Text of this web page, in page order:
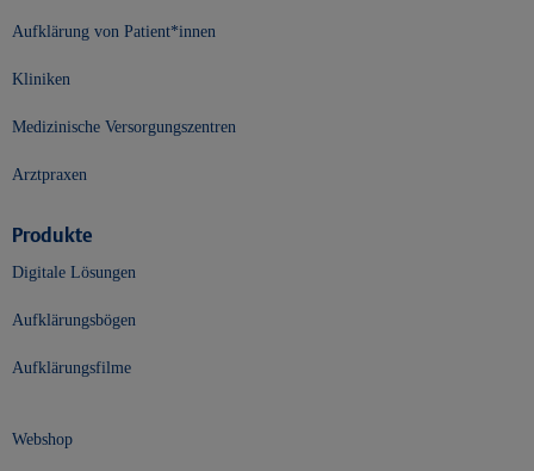
Aufklärung von Patient*innen
Kliniken
Medizinische Versorgungszentren
Arztpraxen
Produkte
Digitale Lösungen
Aufklärungsbögen
Aufklärungsfilme
Webshop